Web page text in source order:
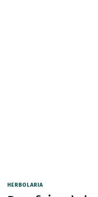
HERBOLARIA